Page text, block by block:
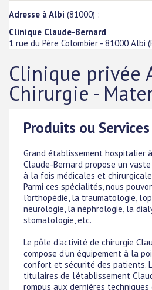
Adresse à Albi (81000) :
Clinique Claude-Bernard
1 rue du Père Colombier - 81000 Albi (
Clinique privée
Chirurgie -
Produits ou Services
Grand établissement hospitalier
Claude-Bernard propose un
à la fois médicales et
Parmi ces spécialités, nous
l'orthopédie, la traumatologie,
neurologie, la néphrologie, la
stomatologie, etc.
Le pôle d'activité de chirurgie
compose d'un équipement à la
confort et sécurité des patients.
titulaires de l'établissement
rompus aux dernières